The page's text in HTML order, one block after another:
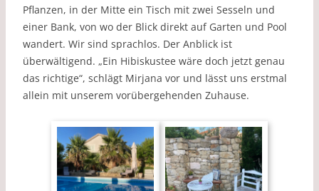
Pflanzen, in der Mitte ein Tisch mit zwei Sesseln und
einer Bank, von wo der Blick direkt auf Garten und Pool
wandert. Wir sind sprachlos. Der Anblick ist
überwältigend. „Ein Hibiskustee wäre doch jetzt genau
das richtige“, schlägt Mirjana vor und lässt uns erstmal
allein mit unserem vorübergehenden Zuhause.